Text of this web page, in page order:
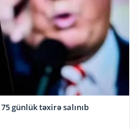
günlük təxirə salınıb